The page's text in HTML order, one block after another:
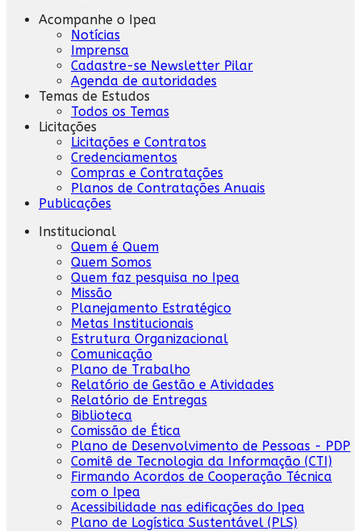
Acompanhe o Ipea
Notícias
Imprensa
Cadastre-se Newsletter Pilar
Agenda de autoridades
Temas de Estudos
Todos os Temas
Licitações
Licitações e Contratos
Credenciamentos
Compras e Contratações
Planos de Contratações Anuais
Publicações
Institucional
Quem é Quem
Quem Somos
Quem faz pesquisa no Ipea
Missão
Planejamento Estratégico
Metas Institucionais
Estrutura Organizacional
Comunicação
Plano de Trabalho
Relatório de Gestão e Atividades
Relatório de Entregas
Biblioteca
Comissão de Ética
Plano de Desenvolvimento de Pessoas - PDP
Comitê de Tecnologia da Informação (CTI)
Firmando Acordos de Cooperação Técnica
com o Ipea
Acessibilidade nas edificações do Ipea
Plano de Logística Sustentável (PLS)